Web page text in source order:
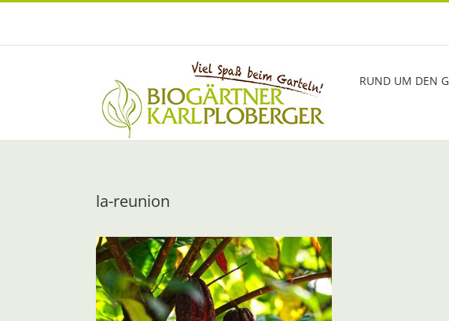
Zum
RUND UM DEN
la-reunion